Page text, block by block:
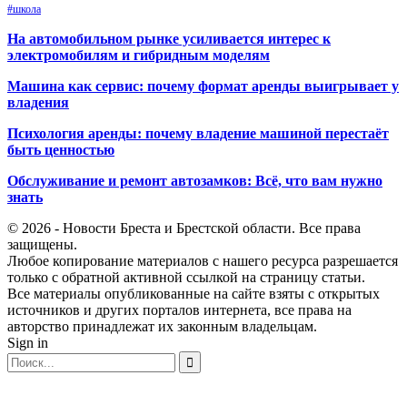
#школа
На автомобильном рынке усиливается интерес к
электромобилям и гибридным моделям
Машина как сервис: почему формат аренды выигрывает у
владения
Психология аренды: почему владение машиной перестаёт
быть ценностью
Обслуживание и ремонт автозамков: Всё, что вам нужно
знать
© 2026 - Новости Бреста и Брестской области. Все права
защищены.
Любое копирование материалов с нашего ресурса разрешается
только с обратной активной ссылкой на страницу статьи.
Все материалы опубликованные на сайте взяты с открытых
источников и других порталов интернета, все права на
авторство принадлежат их законным владельцам.
Sign in